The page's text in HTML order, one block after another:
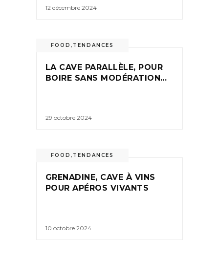
12 décembre 2024
FOOD , TENDANCES
LA CAVE PARALLÈLE, POUR
BOIRE SANS MODÉRATION…
29 octobre 2024
FOOD , TENDANCES
GRENADINE, CAVE À VINS
POUR APÉROS VIVANTS
10 octobre 2024